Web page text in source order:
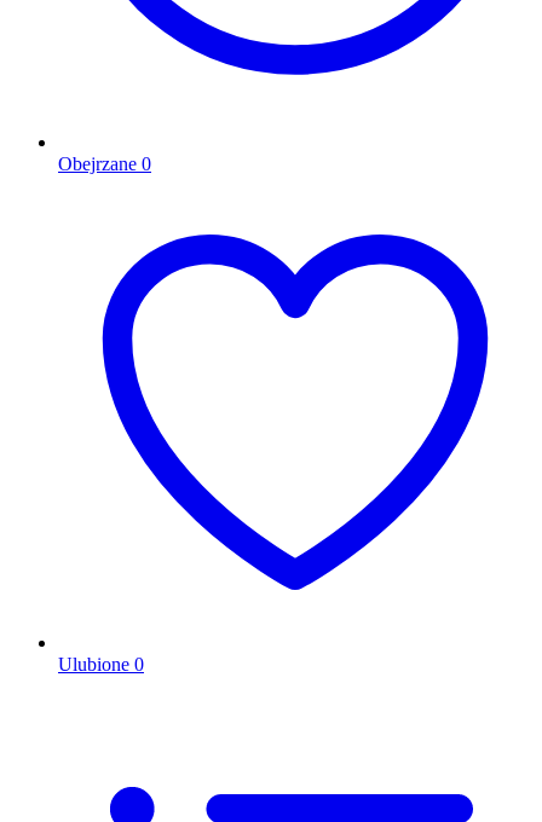
Obejrzane 0
Ulubione 0